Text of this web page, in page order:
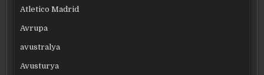
Atletico Madrid
Avrupa
avustralya
Avusturya